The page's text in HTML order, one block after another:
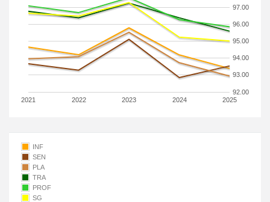
2021 2022 2023 2024 2025
92.00
93.00
94.00
95.00
96.00
97.00
INF
SEN
PLA
TRA
PROF
SG